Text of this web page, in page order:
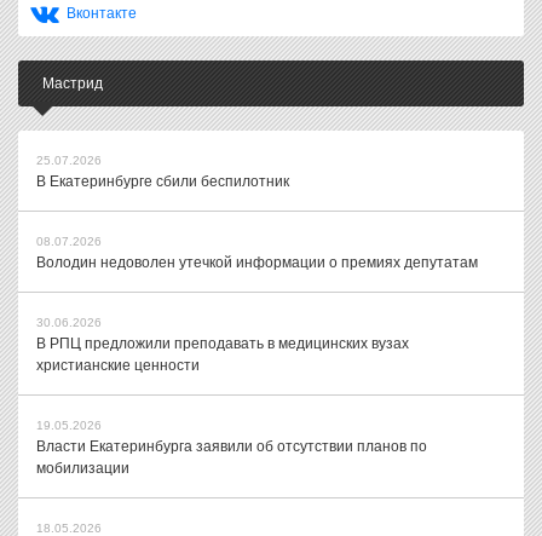
Вконтакте
Мастрид
25.07.2026
В Екатеринбурге сбили беспилотник
08.07.2026
Володин недоволен утечкой информации о премиях депутатам
30.06.2026
В РПЦ предложили преподавать в медицинских вузах
христианские ценности
19.05.2026
Власти Екатеринбурга заявили об отсутствии планов по
мобилизации
18.05.2026